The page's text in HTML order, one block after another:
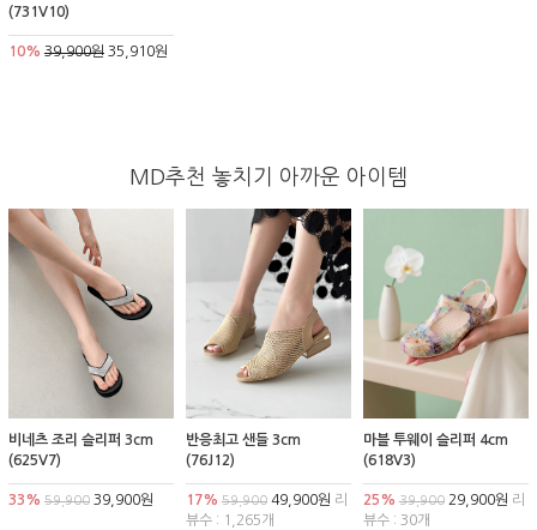
(731V10)
10% 39,900원 35,910원
MD추천 놓치기 아까운 아이템
비네츠 조리 슬리퍼 3cm
(625V7)
33% 59,900 39,900원
반응최고 샌들 3cm
(76J12)
17% 59,90049,900원 리
뷰수 : 1,265개
마블 투웨이 슬리퍼 4cm
(618V3)
25% 39,90029,900원 리
뷰수 : 30개